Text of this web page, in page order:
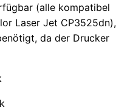
(alle kompatibel
Laser Jet CP3525dn),
da der Drucker